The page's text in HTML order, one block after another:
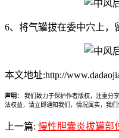
6、将气罐拔在委中穴上，
本文地址:http://
声明：
我们致力于保护作者版权，注重分
法权益，请立即通知我们，情况属实，我
上一篇: 慢性胆囊炎拔罐部